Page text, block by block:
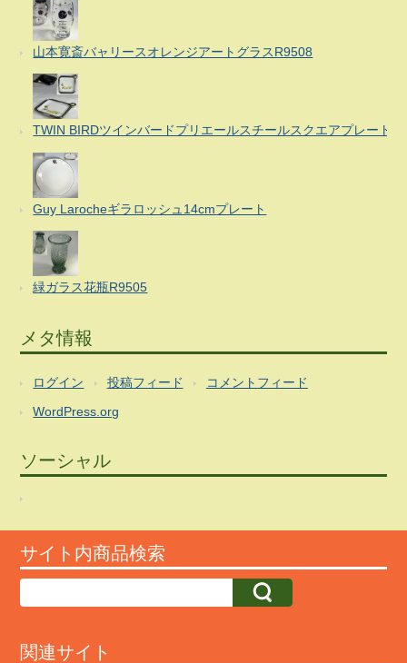
山本寛斎バャリースオレンジアートグラスR9508
TWIN BIRDツインバードプリエールスチールスクエアプレート
Guy Larocheギラロッシュ14cmプレート
緑ガラス花瓶R9505
メタ情報
ログイン 投稿フィード コメントフィード
WordPress.org
ソーシャル
サイト内商品検索
関連サイト